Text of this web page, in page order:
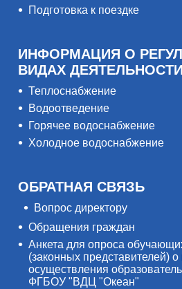
Подготовка к поездке
ИНФОРМАЦИЯ О
ВИДАХ ДЕЯТЕЛЬНОСТИ
Теплоснабжение
Водоотведение
Горячее водоснабжение
Холодное водоснабжение
ОБРАТНАЯ СВЯЗЬ
Вопрос директору
Обращения граждан
Анкета для опроса
(законных представителей) о
осуществления
ФГБОУ "ВДЦ "Океан"